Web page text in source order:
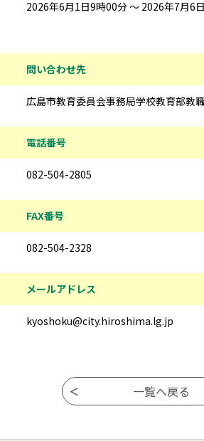
2026年6月1日9時00分 ～ 2026年7月6
問い合わせ先
広島市教育委員会事務局学校教育部教
電話番号
082-504-2805
FAX番号
082-504-2328
メールアドレス
kyoshoku@city.hiroshima.lg.jp